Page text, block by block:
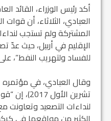
أكد رئيس الوزراء، القائد
العبادي، الثلاثاء، أن
المشتركة ولم تستجب
الإقليم في أربيل، حيث عدّ
للفساد ولتهريب النفط”،
تشرين
لنداءات التصعيد وتعاونت